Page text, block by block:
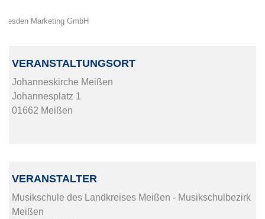
Dresden Marketing GmbH
VERANSTALTUNGSORT
Johanneskirche Meißen
Johannesplatz 1
01662 Meißen
VERANSTALTER
Musikschule des Landkreises Meißen - Musikschulbezirk
Meißen